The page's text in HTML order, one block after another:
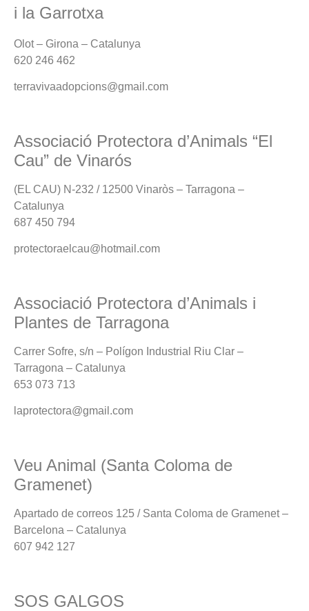
i la Garrotxa
Olot – Girona – Catalunya
620 246 462
terravivaadopcions@gmail.com
Associació Protectora d’Animals “El
Cau” de Vinarós
(EL CAU) N-232 / 12500 Vinaròs – Tarragona –
Catalunya
687 450 794
protectoraelcau@hotmail.com
Associació Protectora d’Animals i
Plantes de Tarragona
Carrer Sofre, s/n – Polígon Industrial Riu Clar –
Tarragona – Catalunya
653 073 713
laprotectora@gmail.com
Veu Animal (Santa Coloma de
Gramenet)
Apartado de correos 125 / Santa Coloma de Gramenet –
Barcelona – Catalunya
607 942 127
SOS GALGOS